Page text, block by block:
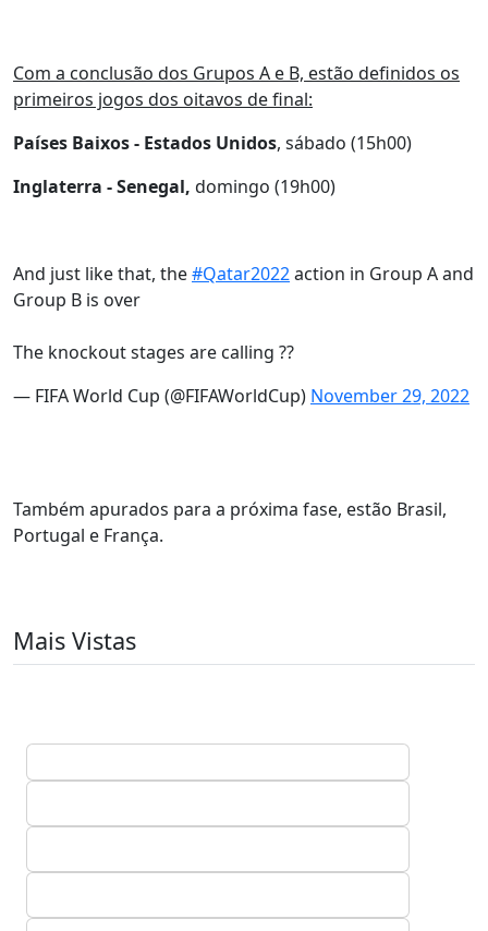
Com a conclusão dos Grupos A e B, estão definidos os
primeiros jogos dos oitavos de final:
Países Baixos - Estados Unidos, sábado (15h00)
Inglaterra - Senegal, domingo (19h00)
And just like that, the#Qatar2022action in Group A and
Group B is over
The knockout stages are calling ??
— FIFA World Cup (@FIFAWorldCup) November 29, 2022
Também apurados para a próxima fase, estão Brasil,
Portugal e França.
Mais Vistas